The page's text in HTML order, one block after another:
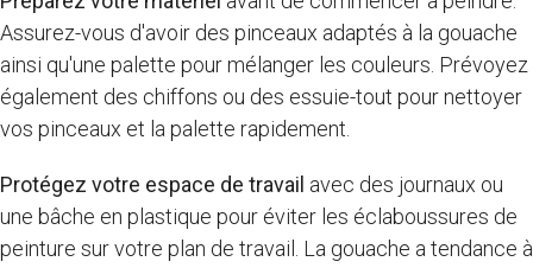
Assurez-vous d'avoir des pinceaux adaptés à la gouache
ainsi qu'une palette pour mélanger les couleurs. Prévoyez
également des chiffons ou des essuie-tout pour nettoyer
vos pinceaux et la palette rapidement.
Protégez votre espace de travail avec des journaux ou
une bâche en plastique pour éviter les éclaboussures de
peinture sur votre plan de travail. La gouache a tendance à